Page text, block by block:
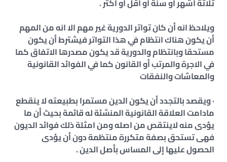
ثلاثة اشهر أو سنة أو اقل أو اكثر .
ويلاحظ انه أن كان تواتر الدورية غير مهم الا انه من المهم
أن يكون هناك انتظام في هذا التواتر فيشترط أن يكون
مستحقا وبانتظام والدورية قد يكون مصدرها الاتفاق كما
في الاجرة والمرتب أو القانون كما في الفوائد القانونية
والمعاشات والنفقات
· ويقصد بالتجدد أن يكون الدين مستمرا بطبيعته لا ينقطع
مادامت العلاقة القانونية المنشئة له قائمة بحيث أن ما
يؤدى منه لاينتقص من اصله ومن امثلة ذلك فوائد الديون
فهى تستحق بصفة متكررة منتظمة دون أن يؤدى
الحصول عليها إلى المساس بأصل الدين .